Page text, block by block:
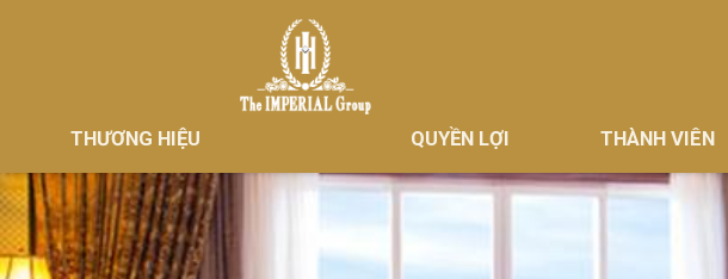
THƯƠNG HIỆU QUYỀN LỢI THÀNH VIÊN